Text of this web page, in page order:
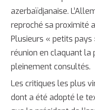
azerbaïdjanaise.
reproché sa proximité
Plusieurs « petits
réunion en claquant la
pleinement consultés.
Les critiques les plus
dont a été adopté le